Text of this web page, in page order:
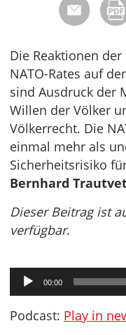
Die Reaktionen
NATO-Rates auf
sind Ausdruck der
Willen der Völker
Völkerrecht. Die
einmal mehr als
Sicherheitsrisiko
Bernhard
Dieser Beitrag ist
verfügbar.
Audio-
Player
00:00
Podcast: Play in